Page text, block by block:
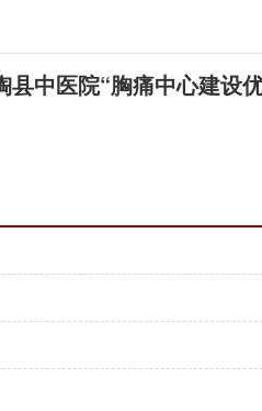
中医院“胸痛中心建设